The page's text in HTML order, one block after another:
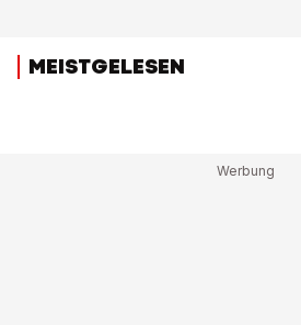
MEISTGELESEN